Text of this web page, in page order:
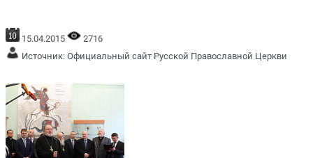
15.04.2015
2716
Источник: Официальный сайт Русской Православной Церкви